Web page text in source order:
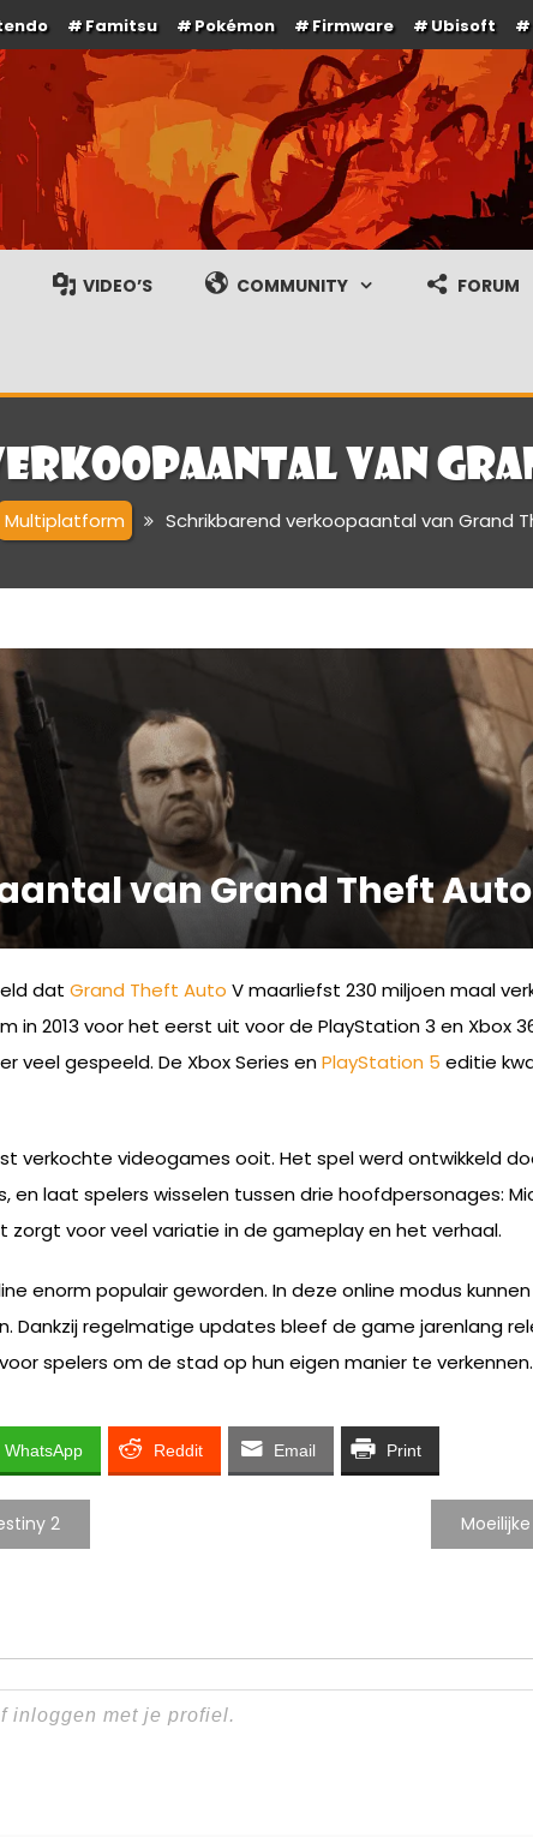
Famitsu Pokémon Firmware Ubisoft
gameplay streams
VIDEO’S COMMUNITY FORUM
van
Multiplatform Schrikbarend verkoopaantal van Grand
van Grand Theft
dat Grand Theft Auto V maarliefst 230 miljoen maal
in 2013 voor het eerst uit voor de PlayStation 3 en
veel gespeeld. De Xbox Series enPlayStation 5 editie
verkochte videogames ooit. Het spel werd ontwikkeld
laat spelers wisselen tussen drie hoofdpersonages:
voor veel variatie in de gameplay en het verhaal.
enorm populair geworden. In deze online modus
Dankzij regelmatige updates bleef de game jarenlang
spelers om de stad op hun eigen manier te verkennen.
WhatsApp Reddit Email Print
2